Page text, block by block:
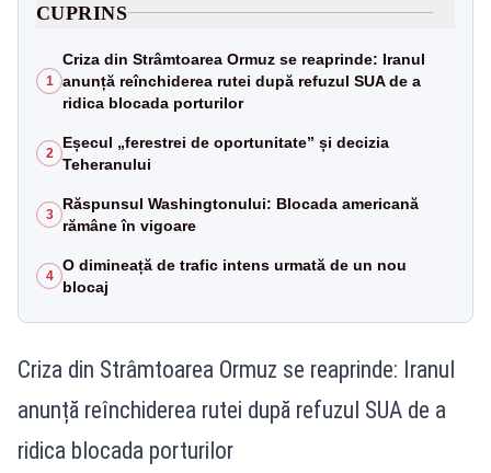
CUPRINS
1
Criza din Strâmtoarea Ormuz se reaprinde: Iranul
anunță reînchiderea rutei după refuzul SUA de a
ridica blocada porturilor
2
Eșecul „ferestrei de oportunitate” și decizia
Teheranului
3
Răspunsul Washingtonului: Blocada americană
rămâne în vigoare
4
O dimineață de trafic intens urmată de un nou
blocaj
Criza din Strâmtoarea Ormuz se reaprinde: Iranul
anunță reînchiderea rutei după refuzul SUA de a
ridica blocada porturilor